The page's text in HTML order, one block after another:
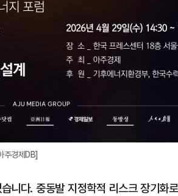
주경제DB]
니다. 중동발 지정학적 리스크 장기화